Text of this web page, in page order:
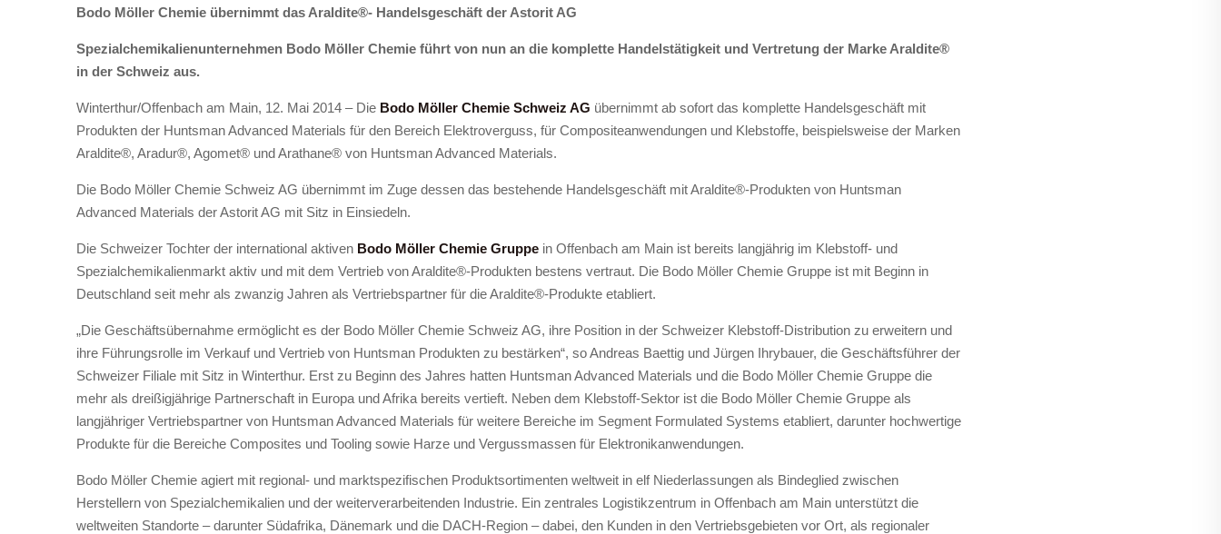
Bodo Möller Chemie übernimmt das Araldite®- Handelsgeschäft der Astorit AG
Spezialchemikalienunternehmen Bodo Möller Chemie führt von nun an die komplette Handelstätigkeit und Vertretung der Marke Araldite®
in der Schweiz aus.
Winterthur/Offenbach am Main, 12. Mai 2014 – Die Bodo Möller Chemie Schweiz AG übernimmt ab sofort das komplette Handelsgeschäft mit
Produkten der Huntsman Advanced Materials für den Bereich Elektroverguss, für Compositeanwendungen und Klebstoffe, beispielsweise der Marken
Araldite®, Aradur®, Agomet® und Arathane® von Huntsman Advanced Materials.
Die Bodo Möller Chemie Schweiz AG übernimmt im Zuge dessen das bestehende Handelsgeschäft mit Araldite®-Produkten von Huntsman
Advanced Materials der Astorit AG mit Sitz in Einsiedeln.
Die Schweizer Tochter der international aktiven Bodo Möller Chemie Gruppe in Offenbach am Main ist bereits langjährig im Klebstoff- und
Spezialchemikalienmarkt aktiv und mit dem Vertrieb von Araldite®-Produkten bestens vertraut. Die Bodo Möller Chemie Gruppe ist mit Beginn in
Deutschland seit mehr als zwanzig Jahren als Vertriebspartner für die Araldite®-Produkte etabliert.
„Die Geschäftsübernahme ermöglicht es der Bodo Möller Chemie Schweiz AG, ihre Position in der Schweizer Klebstoff-Distribution zu erweitern und
ihre Führungsrolle im Verkauf und Vertrieb von Huntsman Produkten zu bestärken“, so Andreas Baettig und Jürgen Ihrybauer, die Geschäftsführer der
Schweizer Filiale mit Sitz in Winterthur. Erst zu Beginn des Jahres hatten Huntsman Advanced Materials und die Bodo Möller Chemie Gruppe die
mehr als dreißigjährige Partnerschaft in Europa und Afrika bereits vertieft. Neben dem Klebstoff-Sektor ist die Bodo Möller Chemie Gruppe als
langjähriger Vertriebspartner von Huntsman Advanced Materials für weitere Bereiche im Segment Formulated Systems etabliert, darunter hochwertige
Produkte für die Bereiche Composites und Tooling sowie Harze und Vergussmassen für Elektronikanwendungen.
Bodo Möller Chemie agiert mit regional- und marktspezifischen Produktsortimenten weltweit in elf Niederlassungen als Bindeglied zwischen
Herstellern von Spezialchemikalien und der weiterverarbeitenden Industrie. Ein zentrales Logistikzentrum in Offenbach am Main unterstützt die
weltweiten Standorte – darunter Südafrika, Dänemark und die DACH-Region – dabei, den Kunden in den Vertriebsgebieten vor Ort, als regionaler